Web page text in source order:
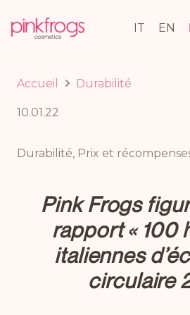
IT EN
Accueil Durabilité
10.01.22
Durabilité, Prix et
Pink Frogs
rapport « 100
italiennes
circulaire